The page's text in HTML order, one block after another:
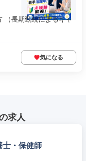
（長期勤続によるキャ
気になる
求人
士・保健師